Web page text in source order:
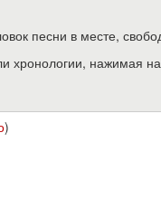
песни в месте,
хронологии, нажимая
)